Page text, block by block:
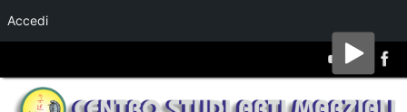
Accedi
Salta al